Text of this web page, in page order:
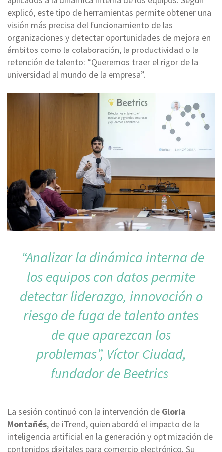
explicó, este tipo de herramientas permite obtener una
visión más precisa del funcionamiento de las
organizaciones y detectar oportunidades de mejora en
ámbitos como la colaboración, la productividad o la
retención de talento: “Queremos traer el rigor de la
universidad al mundo de la empresa”.
“Analizar la dinámica interna de
los equipos con datos permite
detectar liderazgo, innovación o
riesgo de fuga de talento antes
de que aparezcan los
problemas”, Víctor Ciudad,
fundador de Beetrics
La sesión continuó con la intervención de Gloria
Montañés, de iTrend, quien abordó el impacto de la
inteligencia artificial en la generación y optimización de
contenidos digitales para comercio electrónico. Su